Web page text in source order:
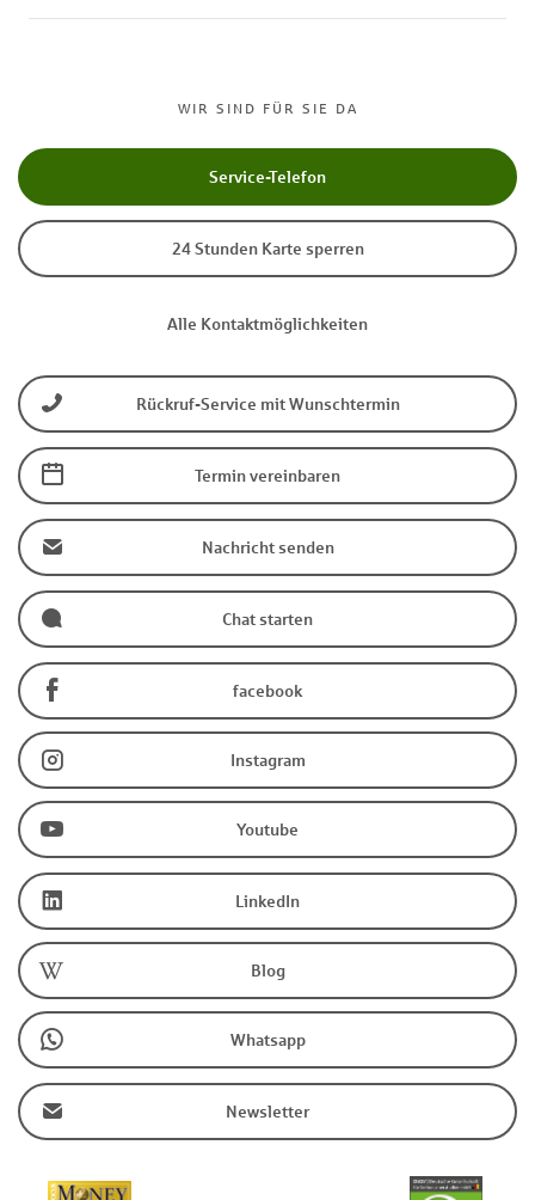
WIR SIND FÜR SIE DA
Service-Telefon
24 Stunden Karte sperren
Alle Kontaktmöglichkeiten
Rückruf-Service mit Wunschtermin
Termin vereinbaren
Nachricht senden
Chat starten
facebook
Instagram
Youtube
LinkedIn
Blog
Whatsapp
Newsletter